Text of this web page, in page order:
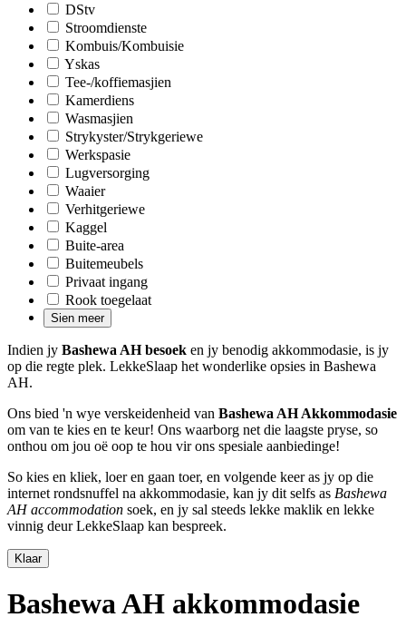
DStv
Stroomdienste
Kombuis/Kombuisie
Yskas
Tee-/koffiemasjien
Kamerdiens
Wasmasjien
Strykyster/Strykgeriewe
Werkspasie
Lugversorging
Waaier
Verhitgeriewe
Kaggel
Buite-area
Buitemeubels
Privaat ingang
Rook toegelaat
Sien meer
Indien jy Bashewa AH besoek en jy benodig akkommodasie, is jy
op die regte plek. LekkeSlaap het wonderlike opsies in Bashewa
AH.
Ons bied 'n wye verskeidenheid van Bashewa AH Akkommodasie
om van te kies en te keur! Ons waarborg net die laagste pryse, so
onthou om jou oë oop te hou vir ons spesiale aanbiedinge!
So kies en kliek, loer en gaan toer, en volgende keer as jy op die
internet rondsnuffel na akkommodasie, kan jy dit selfs as Bashewa
AH accommodation soek, en jy sal steeds lekke maklik en lekke
vinnig deur LekkeSlaap kan bespreek.
Klaar
Bashewa AH akkommodasie